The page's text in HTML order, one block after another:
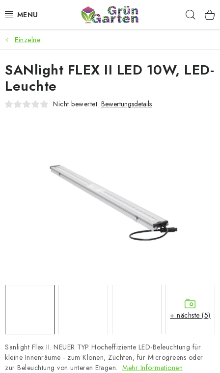
Inhalt
ANGEBOTE
LED PFLANZENLAMPEN
ANBAUBEDARF FÜR DEN HEIMANBAU
SMARTER GARTEN
Kaufberatung
Impressum
Einzelne
Sanlight Flex II. NEUER TYP Hocheffiziente LED-Beleuchtung für
kleine Innenräume - zum Klonen, Züchten, für Microgreens oder
zur Beleuchtung von unteren Etagen. Mehr Informationen
SANlight FLEX II LED 10W, LED-
Leuchte
Nicht bewertet Bewertungsdetails
+ nächste (5)